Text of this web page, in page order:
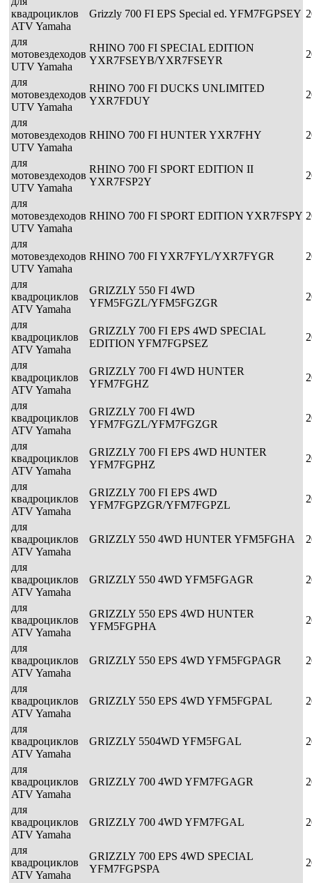
квадроциклов
ATV Yamaha
Grizzly 700 FI EPS Special ed. YFM7FGPSEY
для
мотовездеходов
UTV Yamaha
RHINO 700 FI SPECIAL EDITION
YXR7FSEYB/YXR7FSEYR
для
мотовездеходов
UTV Yamaha
RHINO 700 FI DUCKS UNLIMITED
YXR7FDUY
для
мотовездеходов
UTV Yamaha
RHINO 700 FI HUNTER YXR7FHY
для
мотовездеходов
UTV Yamaha
RHINO 700 FI SPORT EDITION II
YXR7FSP2Y
для
мотовездеходов
UTV Yamaha
RHINO 700 FI SPORT EDITION YXR7FSPY
для
мотовездеходов
UTV Yamaha
RHINO 700 FI YXR7FYL/YXR7FYGR
для
квадроциклов
ATV Yamaha
GRIZZLY 550 FI 4WD
YFM5FGZL/YFM5FGZGR
для
квадроциклов
ATV Yamaha
GRIZZLY 700 FI EPS 4WD SPECIAL
EDITION YFM7FGPSEZ
для
квадроциклов
ATV Yamaha
GRIZZLY 700 FI 4WD HUNTER
YFM7FGHZ
для
квадроциклов
ATV Yamaha
GRIZZLY 700 FI 4WD
YFM7FGZL/YFM7FGZGR
для
квадроциклов
ATV Yamaha
GRIZZLY 700 FI EPS 4WD HUNTER
YFM7FGPHZ
для
квадроциклов
ATV Yamaha
GRIZZLY 700 FI EPS 4WD
YFM7FGPZGR/YFM7FGPZL
для
квадроциклов
ATV Yamaha
GRIZZLY 550 4WD HUNTER YFM5FGHA
для
квадроциклов
ATV Yamaha
GRIZZLY 550 4WD YFM5FGAGR
для
квадроциклов
ATV Yamaha
GRIZZLY 550 EPS 4WD HUNTER
YFM5FGPHA
для
квадроциклов
ATV Yamaha
GRIZZLY 550 EPS 4WD YFM5FGPAGR
для
квадроциклов
ATV Yamaha
GRIZZLY 550 EPS 4WD YFM5FGPAL
для
квадроциклов
ATV Yamaha
GRIZZLY 5504WD YFM5FGAL
для
квадроциклов
ATV Yamaha
GRIZZLY 700 4WD YFM7FGAGR
для
квадроциклов
ATV Yamaha
GRIZZLY 700 4WD YFM7FGAL
для
квадроциклов
ATV Yamaha
GRIZZLY 700 EPS 4WD SPECIAL
YFM7FGPSPA